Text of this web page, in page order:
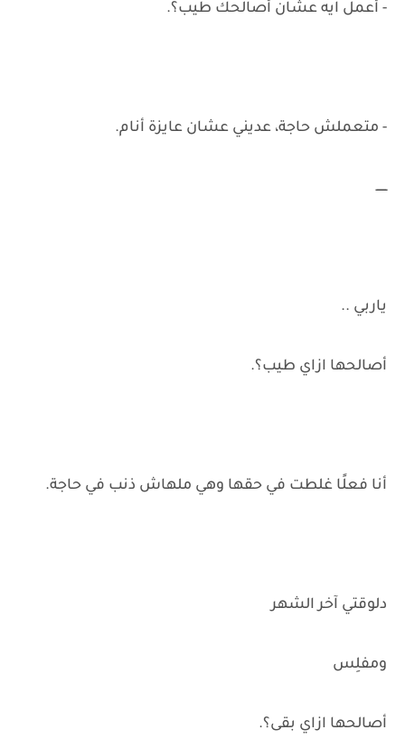
- أعمل ايه عشان أصالحك طيب؟.
- متعملش حاجة، عديني عشان عايزة أنام.
ــــــ
ياربي ..
أصالحها ازاي طيب؟.
أنا فعلًا غلطت في حقها وهي ملهاش ذنب في حاجة.
دلوقتي آخر الشهر
ومفلِس
أصالحها ازاي بقى؟.